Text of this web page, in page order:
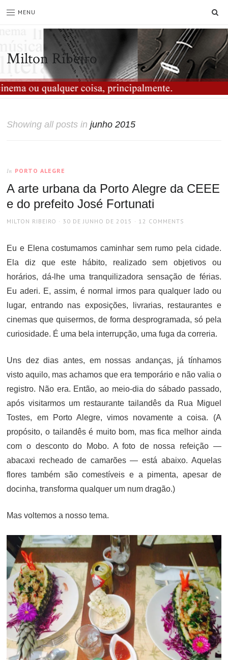
MENU
Milton Ribeiro
Showing all posts injunho 2015
In PORTO ALEGRE
A arte urbana da Porto Alegre da CEEE
e do prefeito José Fortunati
AUTHOR
MILTON RIBEIRO
POSTED
30 DE JUNHO DE 2015 12 COMMENTS
Eu e Elena costumamos caminhar sem rumo pela cidade.
Ela diz que este hábito, realizado sem objetivos ou
horários, dá-lhe uma tranquilizadora sensação de férias.
Eu aderi. E, assim, é normal irmos para qualquer lado ou
lugar, entrando nas exposições, livrarias, restaurantes e
cinemas que quisermos, de forma desprogramada, só pela
curiosidade. É uma bela interrupção, uma fuga da correria.
Uns dez dias antes, em nossas andanças, já tínhamos
visto aquilo, mas achamos que era temporário e não valia o
registro. Não era. Então, ao meio-dia do sábado passado,
após visitarmos um restaurante tailandês da Rua Miguel
Tostes, em Porto Alegre, vimos novamente a coisa. (A
propósito, o tailandês é muito bom, mas fica melhor ainda
com o desconto do Mobo. A foto de nossa refeição —
abacaxi recheado de camarões — está abaixo. Aquelas
flores também são comestíveis e a pimenta, apesar de
docinha, transforma qualquer um num dragão.)
Mas voltemos a nosso tema.